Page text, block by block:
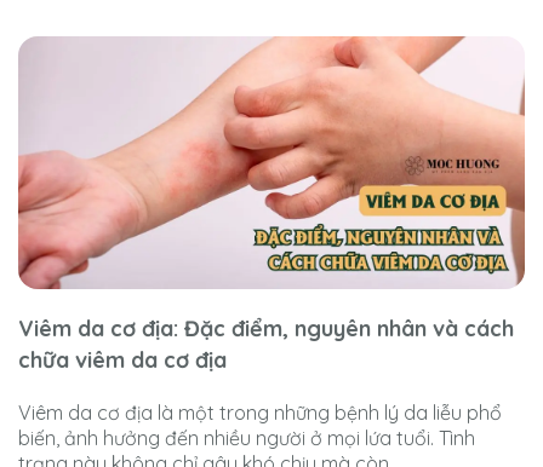
Viêm da cơ địa: Đặc điểm, nguyên nhân và cách
chữa viêm da cơ địa
Viêm da cơ địa là một trong những bệnh lý da liễu phổ
biến, ảnh hưởng đến nhiều người ở mọi lứa tuổi. Tình